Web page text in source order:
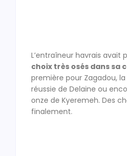
L’entraîneur havrais avait
choix très osés dans sa
première pour Zagadou,
réussie de Delaine ou
onze de Kyeremeh. Des
finalement.